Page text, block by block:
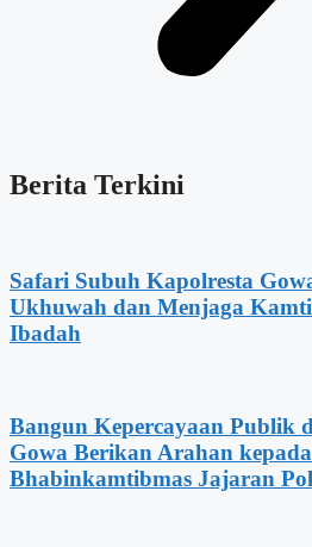
Berita Terkini
Safari Subuh Kapolresta
Ukhuwah dan Menjaga
Ibadah
Bangun Kepercayaan Publik
Gowa Berikan Arahan
Bhabinkamtibmas Jajaran